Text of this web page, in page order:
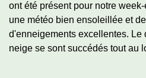
ont été présent pour notre
une météo bien ensoleillée et
d'enneigements excellentes. Le
neige se sont succédés tout au